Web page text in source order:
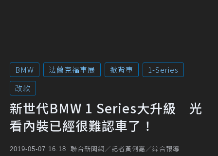
BMW 法蘭克福車展 掀背車
1-Series
改款
新世代BMW 1 Series大升級 光
看內裝已經很難認車了！
2019-05-07 16:18 聯合新聞網／記者黃俐嘉／綜合報導